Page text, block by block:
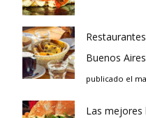
Buenos Aires
publicado el
Las mejores